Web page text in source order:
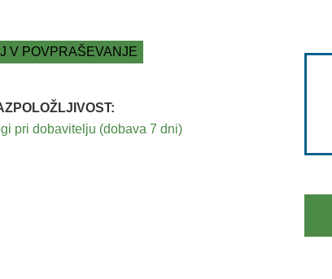
V POVPRAŠEVANJE
pri dobavitelju (dobava 7 dni)